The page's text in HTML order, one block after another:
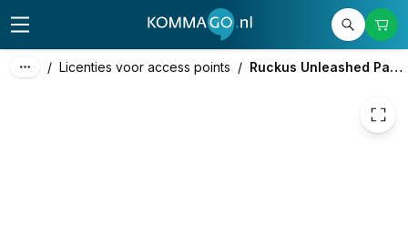
/ Licenties voor access points / Ruckus Unleashed Partner Support
excl. btw